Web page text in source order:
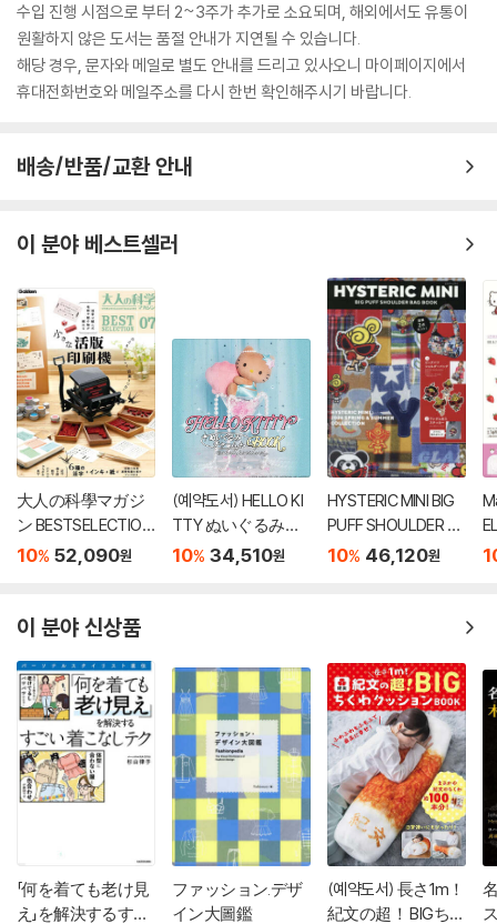
수입 진행 시점으로 부터 2~3주가 추가로 소요되며, 해외에서도 유통이
원활하지 않은 도서는 품절 안내가 지연될 수 있습니다.
해당 경우, 문자와 메일로 별도 안내를 드리고 있사오니 마이페이지에서
휴대전화번호와 메일주소를 다시 한번 확인해주시기 바랍니다.
배송/반품/교환 안내
이 분야 베스트셀러
大人の科學マガジ
ン BESTSELECTION
07 小さな活版印刷
10% 52,090원
(예약도서) HELLO KI
TTY ぬいぐるみチ
ャ-ムBOOK shell pe
10% 34,510원
HYSTERIC MINI BIG
PUFF SHOULDER B
AG BOOK
10% 46,120원
이 분야 신상품
「何を着ても老け見
え」を解決するすご
ファッション.デザ
イン大圖鑑
(예약도서) 長さ1m！
紀文の超！ BIGちく